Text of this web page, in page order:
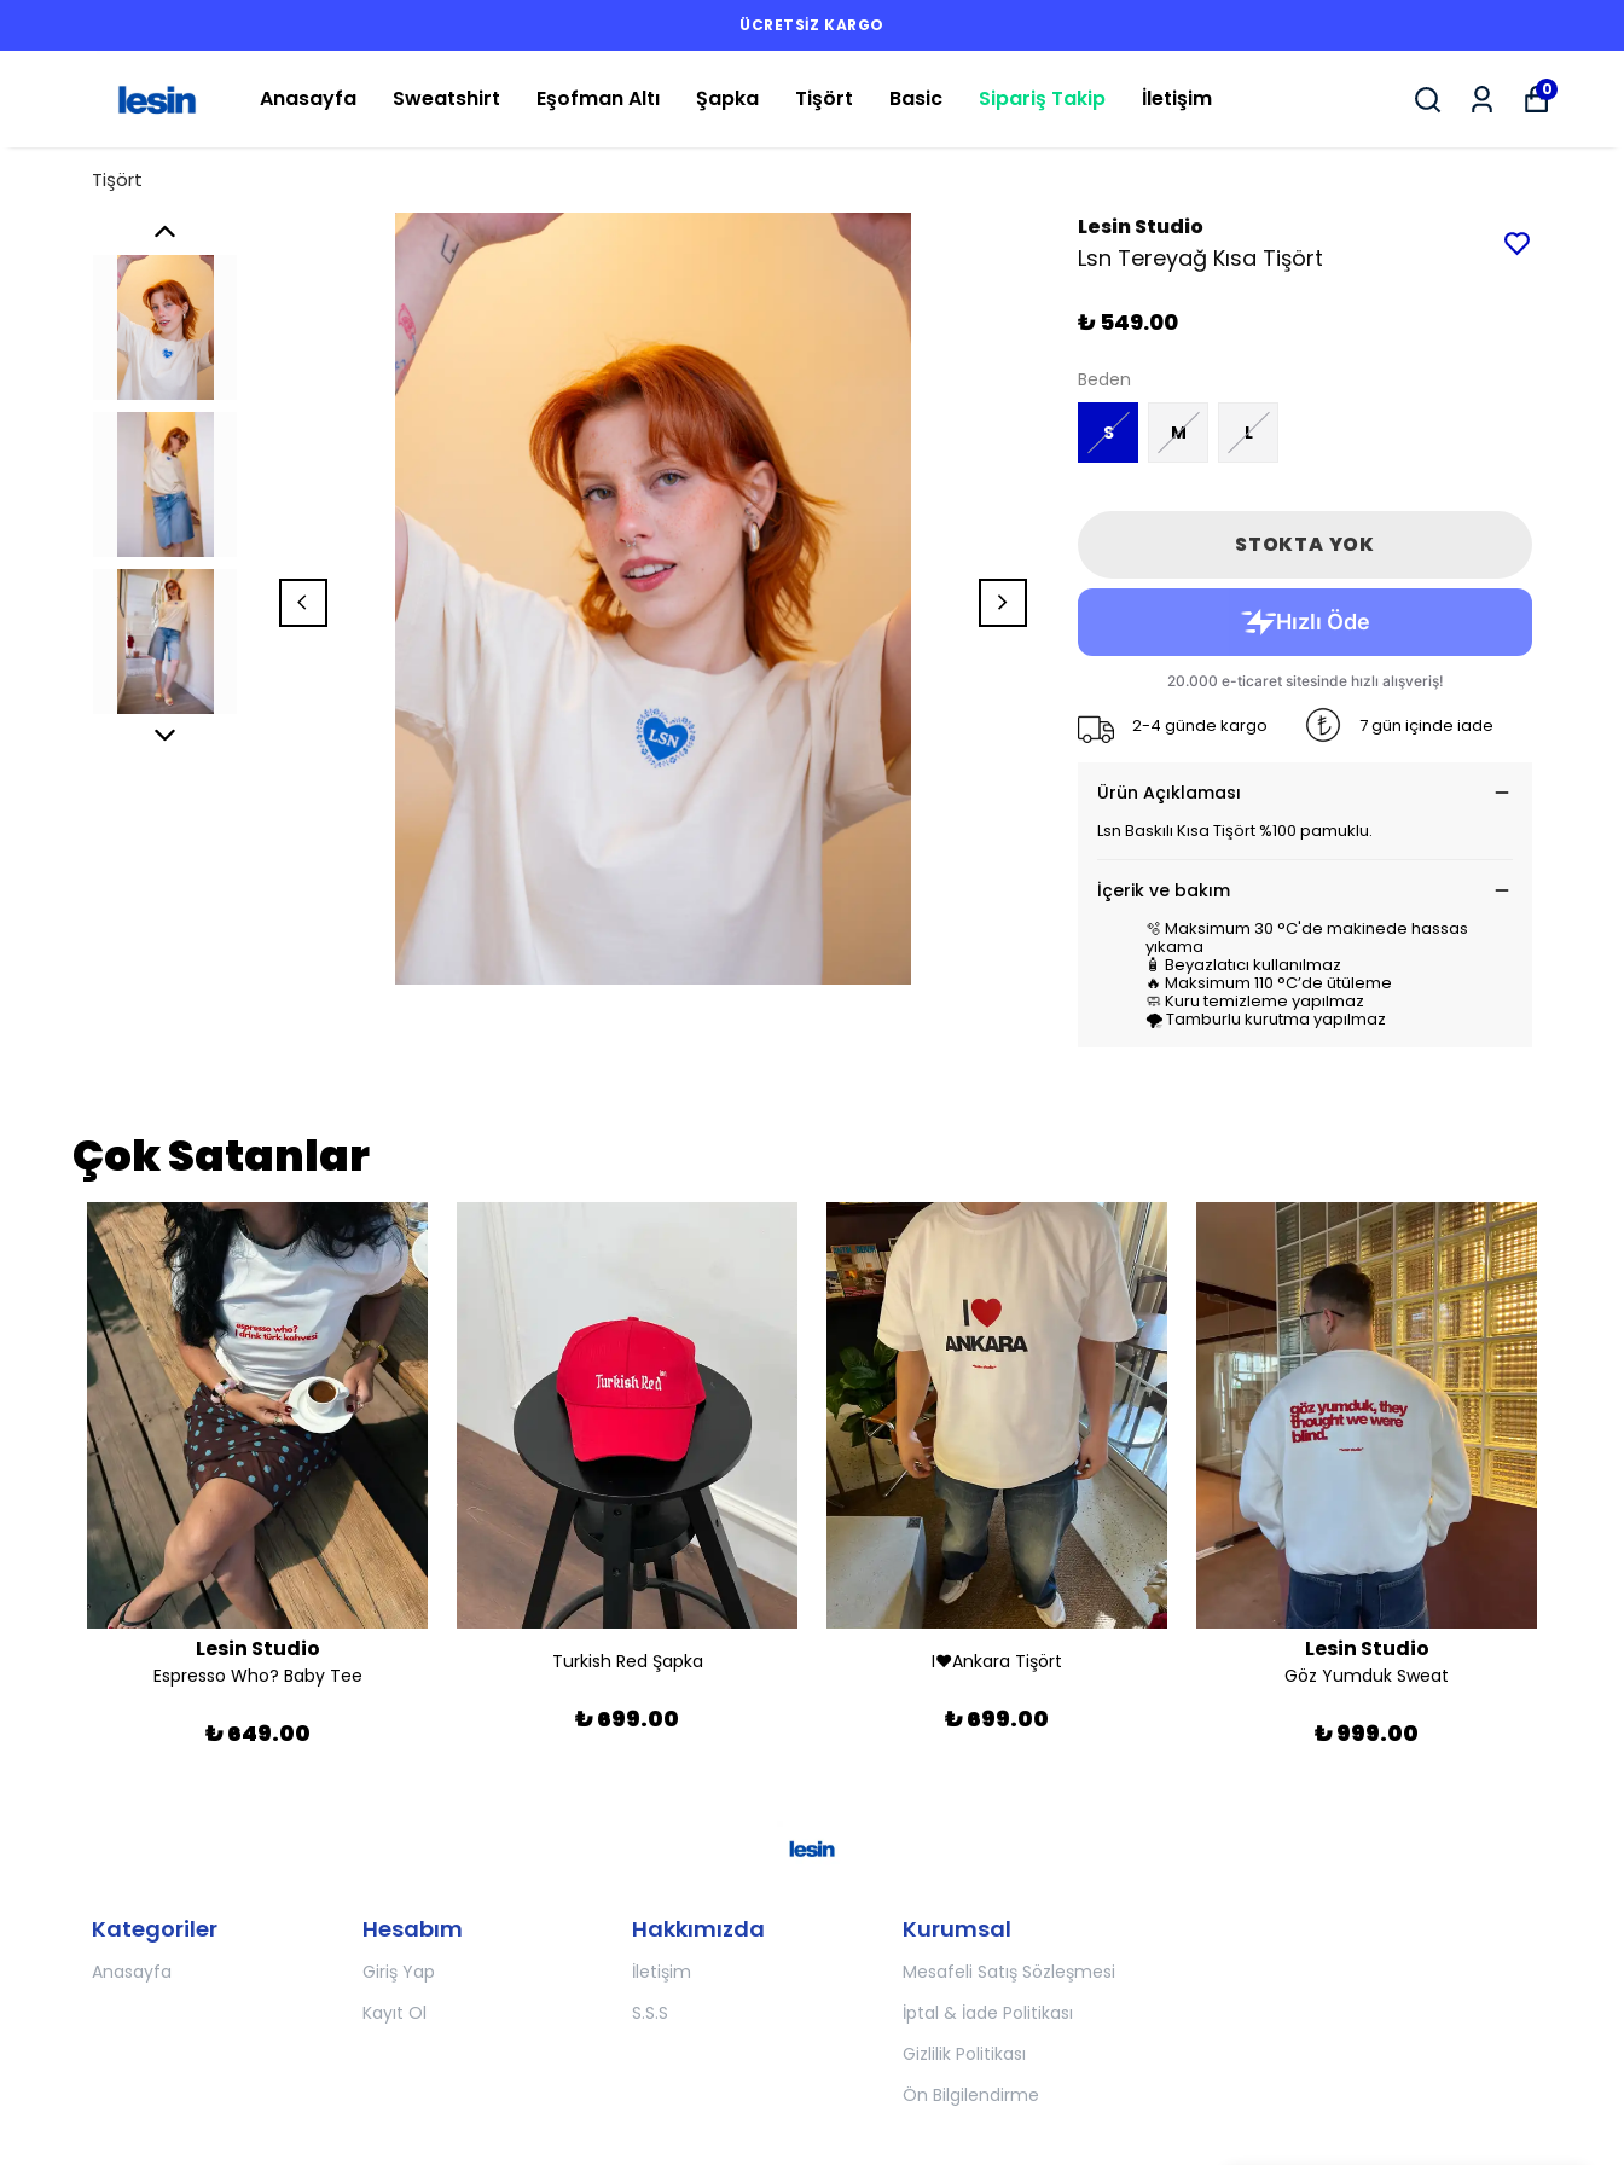
ÜCRETSİZ KARGO
Anasayfa Sweatshirt Eşofman Altı Şapka Tişört Basic Sipariş Takip İletişim 0
Tişört
Lesin Studio
Lsn Tereyağ Kısa Tişört
₺ 549.00
Beden
S M L
STOKTA YOK
2-4 günde kargo 7 gün içinde iade
Ürün Açıklaması
Lsn Baskılı Kısa Tişört %100 pamuklu.
İçerik ve bakım
🫧 Maksimum 30 °C'de makinede hassas
yıkama
🧴 Beyazlatıcı kullanılmaz
🔥 Maksimum 110 °C’de ütüleme
🧼 Kuru temizleme yapılmaz
🌪️ Tamburlu kurutma yapılmaz
Çok Satanlar
Lesin Studio
Espresso Who? Baby Tee
₺ 649.00
Turkish Red Şapka
₺ 699.00
I❤️Ankara Tişört
₺ 699.00
Lesin Studio
Göz Yumduk Sweat
₺ 999.00
Kategoriler
Anasayfa
Hesabım
Giriş Yap
Kayıt Ol
Hakkımızda
İletişim
S.S.S
Kurumsal
Mesafeli Satış Sözleşmesi
İptal & İade Politikası
Gizlilik Politikası
Ön Bilgilendirme